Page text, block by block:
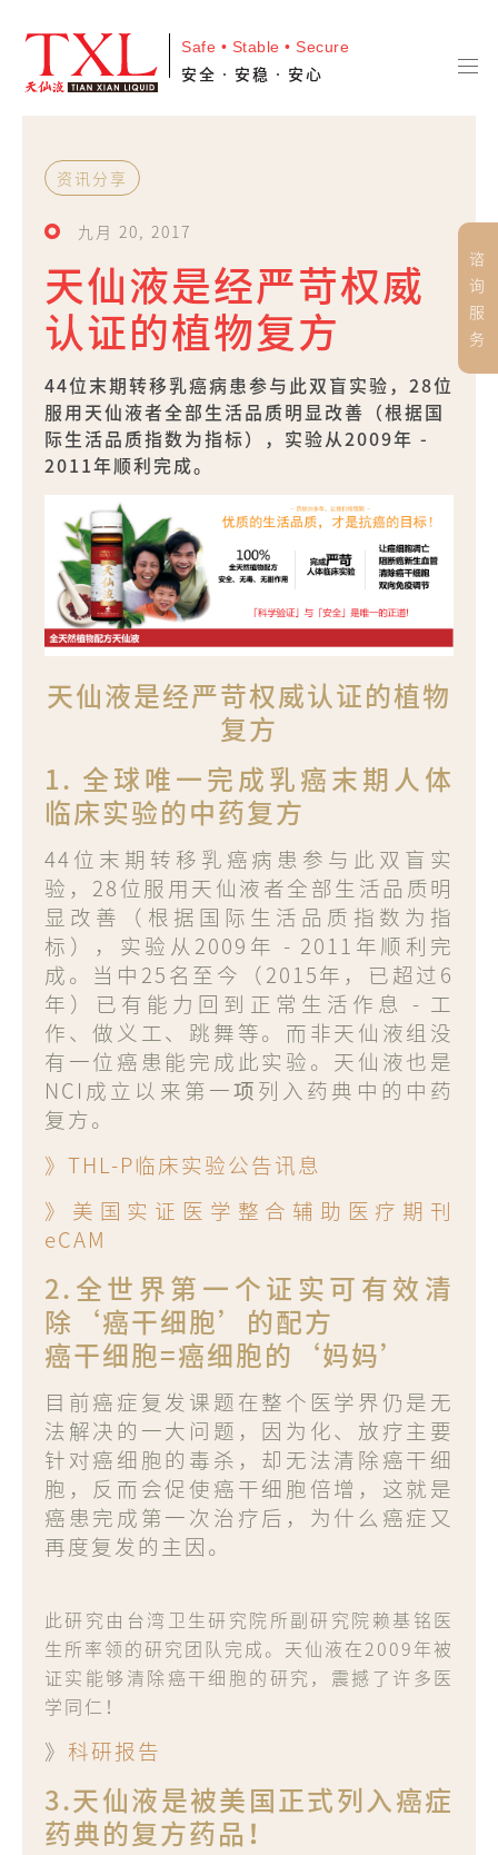
Safe • Stable • Secure
安全•安稳•安心
谘
询
服
务
资讯分享
九月 20, 2017
天仙液是经严苛权威
认证的植物复方
44位末期转移乳癌病患参与此双盲实验，28位
服用天仙液者全部生活品质明显改善（根据国
际生活品质指数为指标），实验从2009年 -
2011年顺利完成。
天仙液是经严苛权威认证的植物
复方
1. 全球唯一完成乳癌末期人体
临床实验的中药复方
44位末期转移乳癌病患参与此双盲实
验，28位服用天仙液者全部生活品质明
显改善（根据国际生活品质指数为指
标），实验从2009年 - 2011年顺利完
成。当中25名至今（2015年，已超过6
年）已有能力回到正常生活作息 - 工
作、做义工、跳舞等。而非天仙液组没
有一位癌患能完成此实验。天仙液也是
NCI成立以来第一项列入药典中的中药
复方。
》THL-P临床实验公告讯息
》美国实证医学整合辅助医疗期刊
eCAM
2.全世界第一个证实可有效清
除‘癌干细胞’的配方
癌干细胞=癌细胞的‘妈妈’
目前癌症复发课题在整个医学界仍是无
法解决的一大问题，因为化、放疗主要
针对癌细胞的毒杀，却无法清除癌干细
胞，反而会促使癌干细胞倍增，这就是
癌患完成第一次治疗后，为什么癌症又
再度复发的主因。
此研究由台湾卫生研究院所副研究院赖基铭医
生所率领的研究团队完成。 天仙液在2009年被
证实能够清除癌干细胞的研究，震撼了许多医
学同仁！
》 科研报告
3.天仙液是被美国正式列入癌症
药典的复方药品！